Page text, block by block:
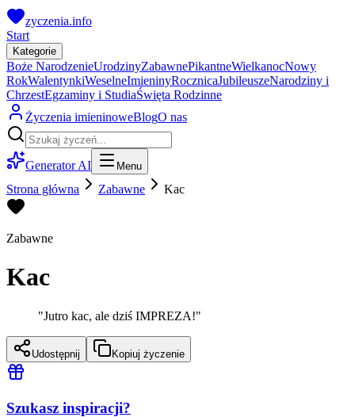
zyczenia.info
Start
Kategorie
Boże NarodzenieUrodzinyZabawnePikantneWielkanocNowy
RokWalentynkiWeselneImieninyRocznicaJubileuszeNarodziny i
ChrzestEgzaminy i StudiaŚwięta Rodzinne
Życzenia imieninoweBlogO nas
Generator AI Menu
Strona główna Zabawne Kac
Zabawne
Kac
"Jutro kac, ale dziś IMPREZA!"
Udostępnij Kopiuj życzenie
Szukasz inspiracji?